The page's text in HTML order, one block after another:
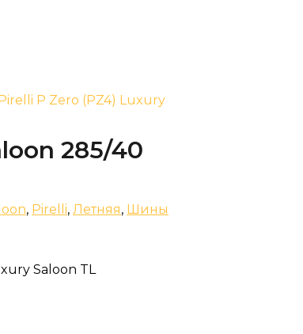
P Zero (PZ4) Luxury
285/40
, Pirelli, Летняя, Шины
Saloon TL